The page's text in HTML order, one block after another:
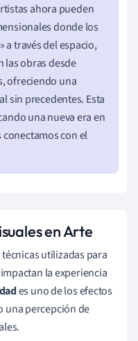
ahora pueden
donde los
a través del espacio,
las obras desde
ofreciendo una
sin precedentes. Esta
una nueva era en
con el
en Arte
utilizadas para
la experiencia
es uno de los efectos
percepción de